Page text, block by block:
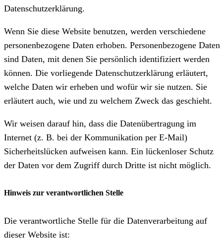
Datenschutzerklärung.
Wenn Sie diese Website benutzen, werden verschiedene
personenbezogene Daten erhoben. Personenbezogene Daten
sind Daten, mit denen Sie persönlich identifiziert werden
können. Die vorliegende Datenschutzerklärung erläutert,
welche Daten wir erheben und wofür wir sie nutzen. Sie
erläutert auch, wie und zu welchem Zweck das geschieht.
Wir weisen darauf hin, dass die Datenübertragung im
Internet (z. B. bei der Kommunikation per E-Mail)
Sicherheitslücken aufweisen kann. Ein lückenloser Schutz
der Daten vor dem Zugriff durch Dritte ist nicht möglich.
Hinweis zur verantwortlichen Stelle
Die verantwortliche Stelle für die Datenverarbeitung auf
dieser Website ist: